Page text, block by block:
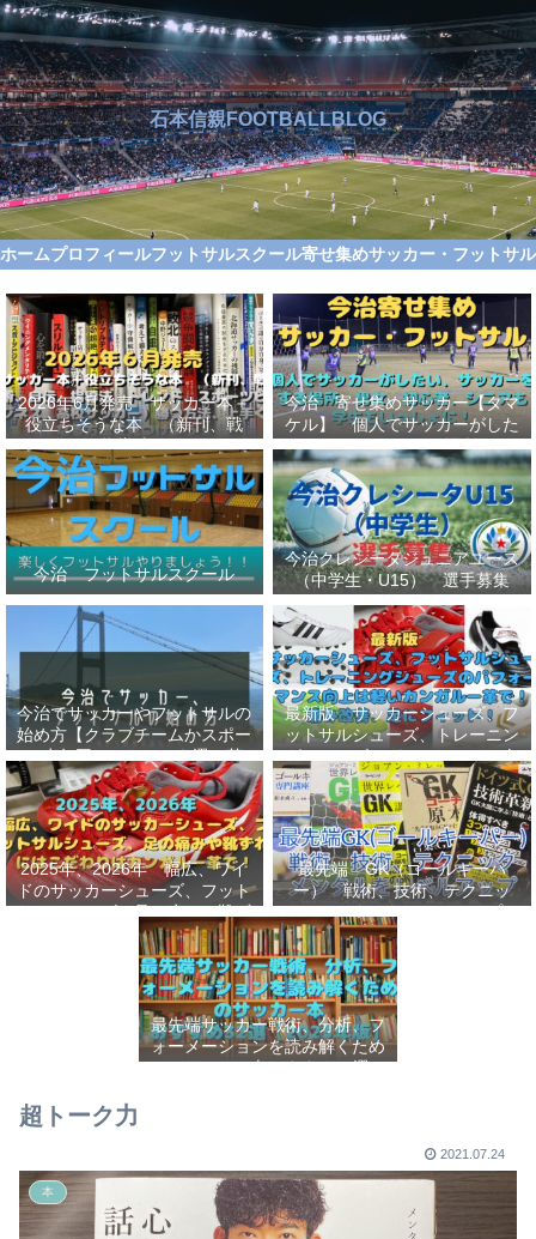
石本信親FOOTBALLBLOG
ホームプロフィールフットサルスクール寄せ集めサッカー・フット
2026年6月発売 サッカー本＋
役立ちそうな本 （新刊、戦
術、自伝、指導法、トレンド、
スポーツビジネス、高校サッカ
ー）勝つ方法、上手くなる方法
を見つけよう！
今治 寄せ集めサッカー【タマ
ケル】 個人でサッカーがした
い、サッカーをする場所、男
女、初心者、シニアも学生もい
っしょに！【タマケル】
今治 フットサルスクール
今治クレシータジュニアユース
（中学生・U15） 選手募集
今治でサッカーやフットサルの
始め方【クラブチームかスポー
ツ少年団かスクールを選ぶ基
準】小学生、幼児（年長・年
中）、サッカー
最新版 サッカーシューズ、フ
ットサルシューズ、トレーニン
グシューズのパフォーマンス向
上は軽いカンガルー革で！痛み
改善、足にフィット！
2025年、2026年 幅広、ワイ
ドのサッカーシューズ、フット
サルシューズ、足の痛みや靴ず
れにはこだわりはカンガルー革
で！
最先端 GK（ゴールキーパ
ー） 戦術、技術、テクニッ
ク、メンタルをレベルアップし
世界基準へ 練習メニューなど
選手、指導者おすすめ本 11
選
最先端サッカー戦術、分析、フ
ォーメーションを読み解くため
のサッカー本おすすめ32選
超トーク力
2021.07.24
本